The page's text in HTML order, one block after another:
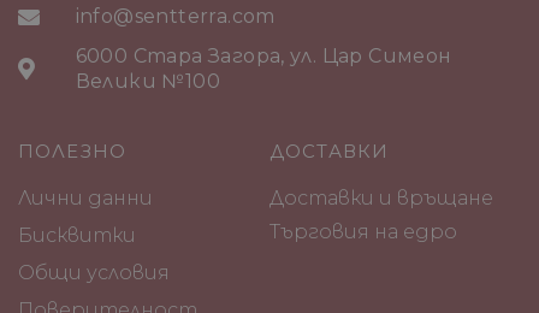
info@sentterra.com
6000 Стара Загора, ул. Цар Симеон
Велики №100
ПОЛЕЗНО
Лични данни
Бисквитки
Общи условия
ДОСТАВКИ
Доставки и връщане
Търговия на едро